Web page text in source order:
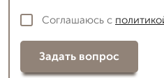
Соглашаюсь с
Задать вопрос